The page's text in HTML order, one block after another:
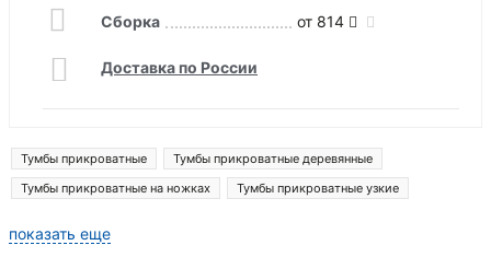
Сборка от 814
Доставка по России
Тумбы прикроватные
Тумбы прикроватные деревянные
Тумбы прикроватные на ножках
Тумбы прикроватные узкие
Тумбы прикроватные деревянные с ящиками
показать еще